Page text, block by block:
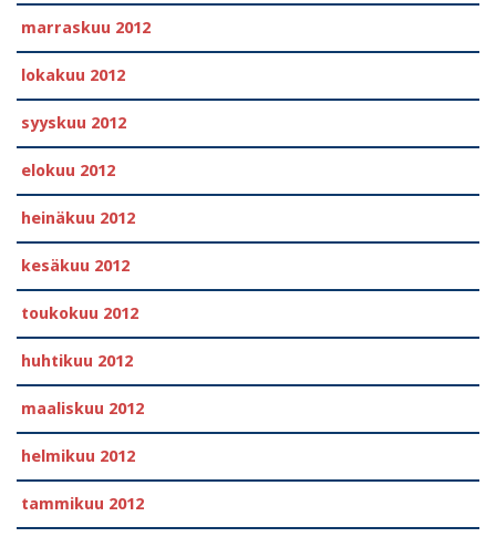
marraskuu 2012
lokakuu 2012
syyskuu 2012
elokuu 2012
heinäkuu 2012
kesäkuu 2012
toukokuu 2012
huhtikuu 2012
maaliskuu 2012
helmikuu 2012
tammikuu 2012